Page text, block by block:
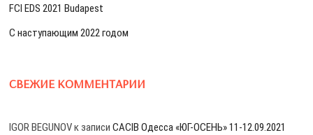
FCI EDS 2021 Budapest
С наступающим 2022 годом
СВЕЖИЕ КОММЕНТАРИИ
IGOR BEGUNOVк записиCACIB Одесса «ЮГ-ОСЕНЬ» 11-12.09.2021